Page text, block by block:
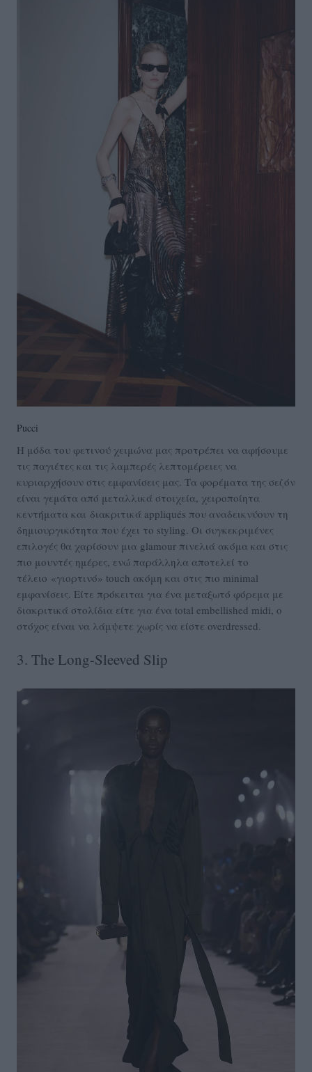
Pucci
Η μόδα του φετινού χειμώνα μας προτρέπει να αφήσουμε
τις παγιέτες και τις λαμπερές λεπτομέρειες να
κυριαρχήσουν στις εμφανίσεις μας. Τα φορέματα της σεζόν
είναι γεμάτα από μεταλλικά στοιχεία, χειροποίητα
κεντήματα και διακριτικά appliqués που αναδεικνύουν τη
δημιουργικότητα που έχει το styling. Οι συγκεκριμένες
επιλογές θα χαρίσουν μια glamour πινελιά ακόμα και στις
πιο μουντές ημέρες, ενώ παράλληλα αποτελεί το
τέλειο «γιορτινό» touch ακόμη και στις πιο minimal
εμφανίσεις. Είτε πρόκειται για ένα μεταξωτό φόρεμα με
διακριτικά στολίδια είτε για ένα total embellished midi, ο
στόχος είναι να λάμψετε χωρίς να είστε overdressed.
3. The Long-Sleeved Slip